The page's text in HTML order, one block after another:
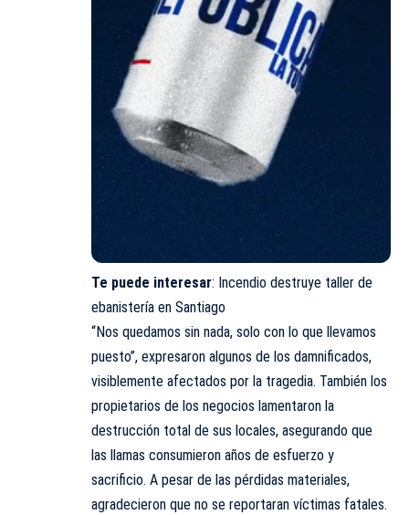
Te puede interesar: Incendio destruye taller de
ebanistería en Santiago
“Nos quedamos sin nada, solo con lo que llevamos
puesto”, expresaron algunos de los damnificados,
visiblemente afectados por la tragedia. También los
propietarios de los negocios lamentaron la
destrucción total de sus locales, asegurando que
las llamas consumieron años de esfuerzo y
sacrificio. A pesar de las pérdidas materiales,
agradecieron que no se reportaran víctimas fatales.